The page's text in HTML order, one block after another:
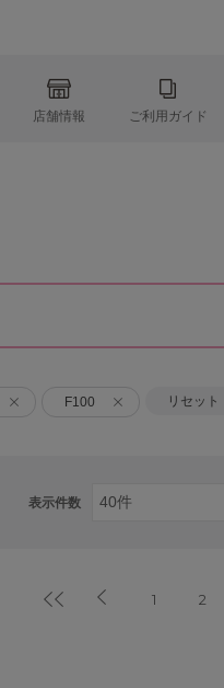
店舗情報 ご利用ガイド
F100 リセット
表示件数
1 2